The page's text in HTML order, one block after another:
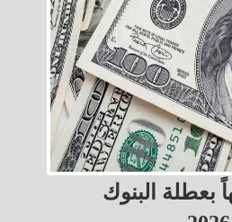
49.84 جنيهاً بعطلة البنوك